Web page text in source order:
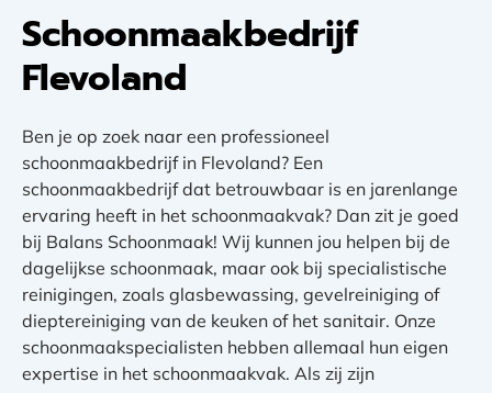
Schoonmaakbedrijf
Flevoland
Ben je op zoek naar een professioneel
schoonmaakbedrijf in Flevoland? Een
schoonmaakbedrijf dat betrouwbaar is en jarenlange
ervaring heeft in het schoonmaakvak? Dan zit je goed
bij Balans Schoonmaak! Wij kunnen jou helpen bij de
dagelijkse schoonmaak, maar ook bij specialistische
reinigingen, zoals glasbewassing, gevelreiniging of
dieptereiniging van de keuken of het sanitair. Onze
schoonmaakspecialisten hebben allemaal hun eigen
expertise in het schoonmaakvak. Als zij zijn